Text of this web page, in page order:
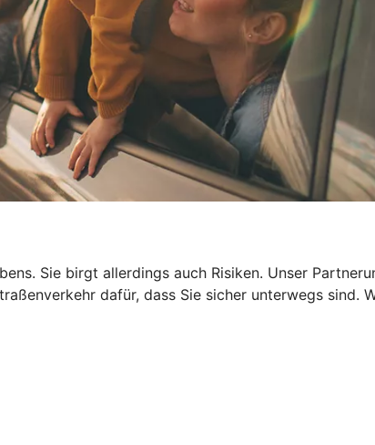
Sie birgt allerdings auch Risiken. Unser
dafür, dass Sie sicher unterwegs sind.